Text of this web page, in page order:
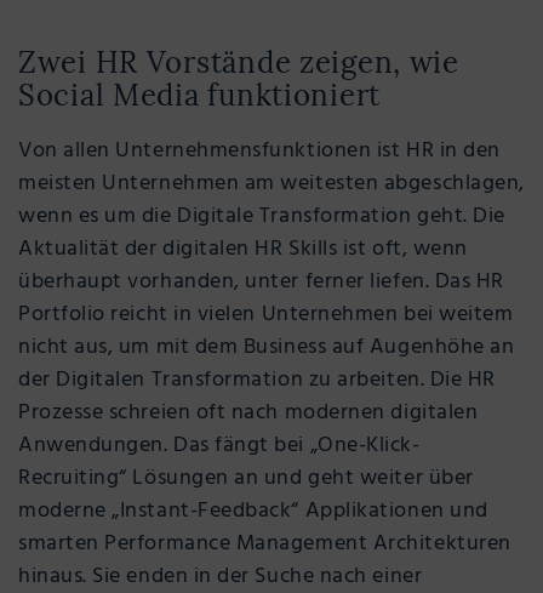
Zwei HR Vorstände zeigen, wie
Social Media funktioniert
Von allen Unternehmensfunktionen ist HR in den
meisten Unternehmen am weitesten abgeschlagen,
wenn es um die Digitale Transformation geht. Die
Aktualität der digitalen HR Skills ist oft, wenn
überhaupt vorhanden, unter ferner liefen. Das HR
Portfolio reicht in vielen Unternehmen bei weitem
nicht aus, um mit dem Business auf Augenhöhe an
der Digitalen Transformation zu arbeiten. Die HR
Prozesse schreien oft nach modernen digitalen
Anwendungen. Das fängt bei „One-Klick-
Recruiting“ Lösungen an und geht weiter über
moderne „Instant-Feedback“ Applikationen und
smarten Performance Management Architekturen
hinaus. Sie enden in der Suche nach einer